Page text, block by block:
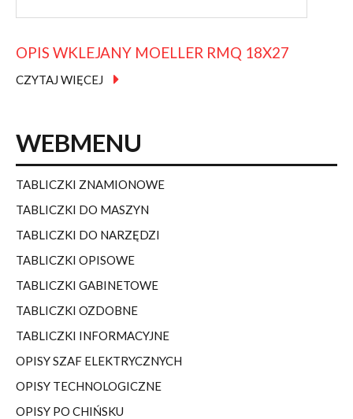
OPIS WKLEJANY MOELLER RMQ 18X27
CZYTAJ WIĘCEJ
WEBMENU
TABLICZKI ZNAMIONOWE
TABLICZKI DO MASZYN
TABLICZKI DO NARZĘDZI
TABLICZKI OPISOWE
TABLICZKI GABINETOWE
TABLICZKI OZDOBNE
TABLICZKI INFORMACYJNE
OPISY SZAF ELEKTRYCZNYCH
OPISY TECHNOLOGICZNE
OPISY PO CHIŃSKU